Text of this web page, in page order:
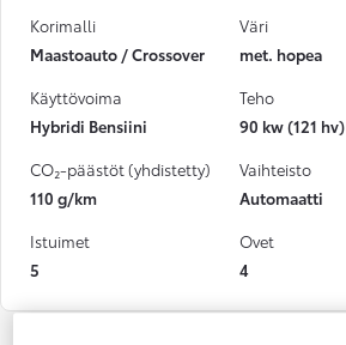
Korimalli
Maastoauto / Crossover
Väri
met. hopea
Käyttövoima
Hybridi Bensiini
Teho
90 kw (121 hv)
CO₂-päästöt (yhdistetty)
110 g/km
Vaihteisto
Automaatti
Istuimet
5
Ovet
4